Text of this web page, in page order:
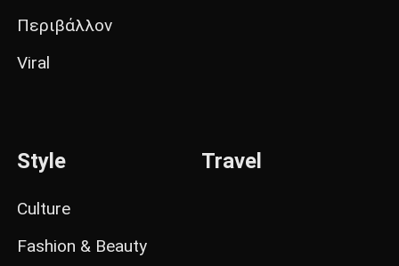
Περιβάλλον
Viral
Style
Culture
Fashion & Beauty
Travel